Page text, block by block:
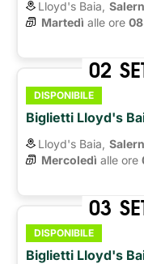
Lloyd's Baia,
Martedì alle ore
02
DISPONIBILE
Biglietti Lloyd's
Lloyd's Baia,
Mercoledì alle ore
03
DISPONIBILE
Biglietti Lloyd's